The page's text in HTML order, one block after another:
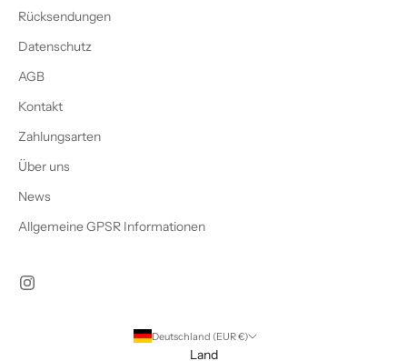
Rücksendungen
Datenschutz
AGB
Kontakt
Zahlungsarten
Über uns
News
Allgemeine GPSR Informationen
Deutschland (EUR €)
Land